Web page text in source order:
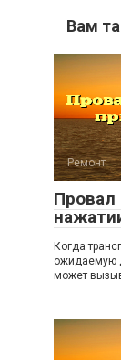
Вам
Ремонт
Провал
Когда
ожидаемую
может